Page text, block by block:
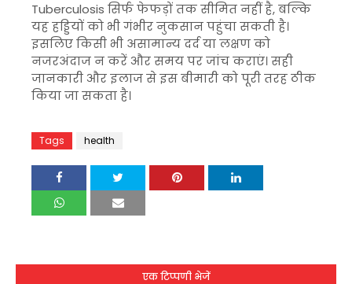
Tuberculosis सिर्फ फेफड़ों तक सीमित नहीं है, बल्कि
यह हड्डियों को भी गंभीर नुकसान पहुंचा सकती है।
इसलिए किसी भी असामान्य दर्द या लक्षण को
नजरअंदाज न करें और समय पर जांच कराएं। सही
जानकारी और इलाज से इस बीमारी को पूरी तरह ठीक
किया जा सकता है।
Tags health
एक टिप्पणी भेजें